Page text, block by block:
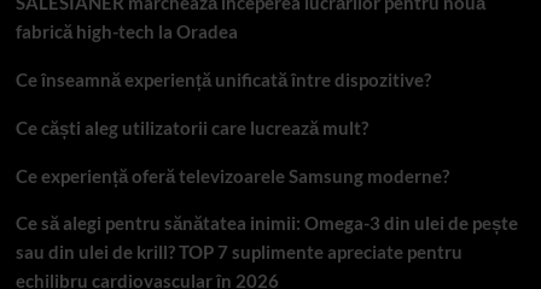
fabrică high-tech la Oradea
Ce înseamnă experiență unificată între dispozitive?
Ce căști aleg utilizatorii care lucrează mult?
Ce experiență oferă televizoarele Samsung moderne?
Ce să alegi pentru sănătatea inimii: Omega-3 din ulei de pește
sau din ulei de krill? TOP 7 suplimente apreciate pentru
echilibru cardiovascular în 2026